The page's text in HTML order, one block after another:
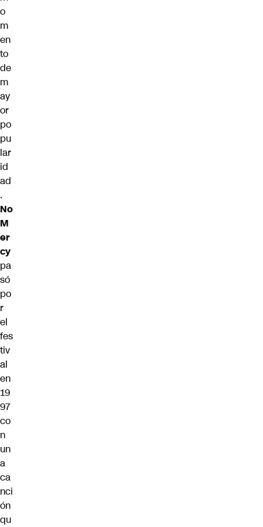
o
m
en
to
de
m
ay
or
po
pu
lar
id
ad
.
No
M
er
cy
pa
só
po
r
el
fes
tiv
al
en
19
97
co
n
un
a
ca
nci
ón
qu